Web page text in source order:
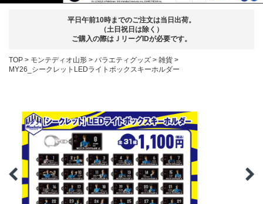
平日午前10時までのご注文は当日出荷。
（土日祝日は除く）
ご購入の際はＪリーグIDが必要です。
TOP モンテディオ山形 バラエティグッズ
雑貨
MY26_シークレットLEDライトボックスキーホルダー